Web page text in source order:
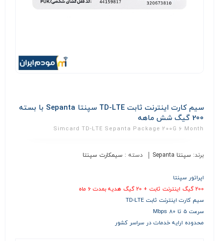
سیم کارت اینترنت ثابت TD-LTE سپنتا Sepanta با بسته
200 گیگ شش ماهه
Simcard TD-LTE Sepanta Package 200G 6 Month
برند: سپنتا Sepanta دسته : سیمکارت سپنتا
اپراتور سپنتا
200 گیگ اینترنت ثابت + 20 گیگ هدیه بمدت 6 ماه
سیم کارت اینترنت ثابت TD-LTE
سرعت 5 تا 80 Mbps
محدوده ارایه خدمات در سراسر کشور